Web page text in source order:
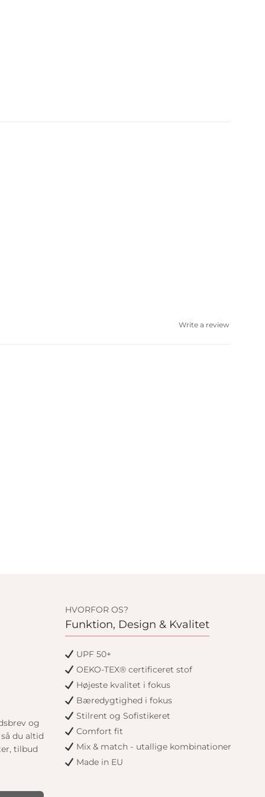
Write a review
og
du altid
tilbud
HVORFOR OS?
Funktion, Design & Kvalitet
UPF 50+
OEKO-TEX® certificeret stof
Højeste kvalitet i fokus
Bæredygtighed i fokus
Stilrent og Sofistikeret
Comfort fit
Mix & match - utallige kombinationer
Made in EU